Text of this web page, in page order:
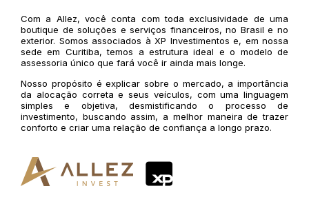
Com a Allez, você conta com toda exclusividade de uma
boutique de soluções e serviços financeiros, no Brasil e no
exterior. Somos associados à XP Investimentos e, em nossa
sede em Curitiba, temos a estrutura ideal e o modelo de
assessoria único que fará você ir ainda mais longe.
Nosso propósito é explicar sobre o mercado, a importância
da alocação correta e seus veículos, com uma linguagem
simples e objetiva, desmistificando o processo de
investimento, buscando assim, a melhor maneira de trazer
conforto e criar uma relação de confiança a longo prazo.